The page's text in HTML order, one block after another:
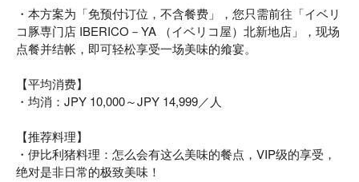
・本方案为「免预付订位，不含餐费」，您只需前往「イベリ
コ豚専门店 IBERICO－YA （イベリコ屋）北新地店」，现场
点餐并结帐，即可轻松享受一场美味的飨宴。
【平均消费】
・均消：JPY 10,000～JPY 14,999／人
【推荐料理】
・伊比利猪料理：怎么会有这么美味的餐点，VIP级的享受，
绝对是非日常的极致美味！